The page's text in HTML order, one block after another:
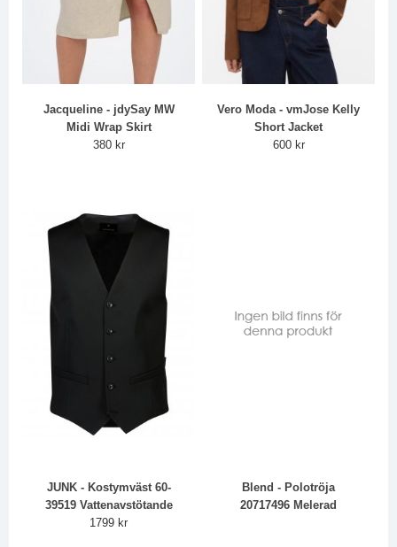
Jacqueline - jdySay MW
Midi Wrap Skirt
380 kr
Vero Moda - vmJose Kelly
Short Jacket
600 kr
JUNK - Kostymväst 60-
39519 Vattenavstötande
1799 kr
Blend - Polotröja
20717496 Melerad